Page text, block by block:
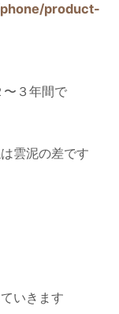
product-
３年間で
雲泥の差です
いきます